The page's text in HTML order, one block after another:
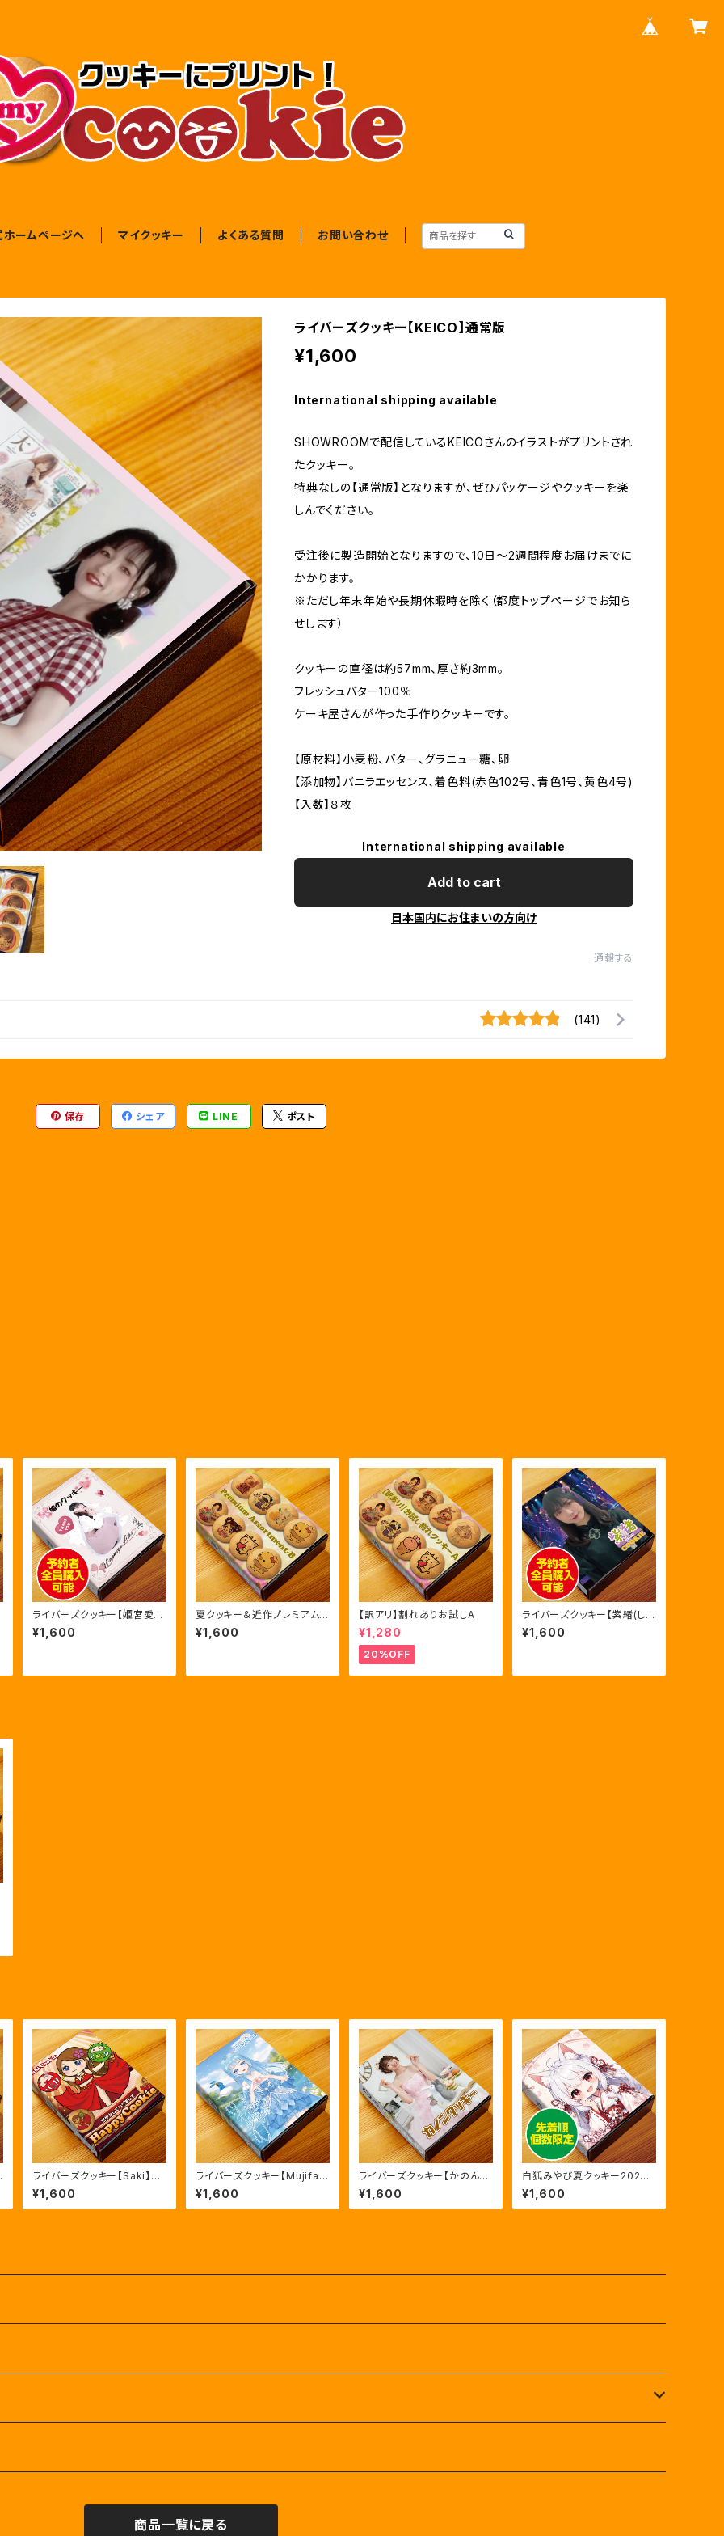
ホームページへ マイクッキー よくある質問 お問い合わせ
ライバーズクッキー【KEICO】通常版
¥1,600
International shipping available
SHOWROOMで配信しているKEICOさんのイラストがプリントされ
たクッキー。
特典なしの【通常版】となりますが、ぜひパッケージやクッキーを楽
しんでください。
受注後に製造開始となりますので、10日～2週間程度お届けまでに
かかります。
※ただし年末年始や長期休暇時を除く（都度トップページでお知ら
せします）
クッキーの直径は約57mm、厚さ約3mm。
フレッシュバター100％
ケーキ屋さんが作った手作りクッキーです。
【原材料】小麦粉、バター、グラニュー糖、卵
【添加物】バニラエッセンス、着色料(赤色102号、青色1号、黄色4号)
【入数】８枚
International shipping available
Add to cart
日本国内にお住まいの方向け
通報する
(141)
保存 シェア LINE ポスト
ライバーズクッキー【姫宮愛
花】初回限定版
¥1,600
夏クッキー＆近作プレミアムア
ソートB
¥1,600
【訳アリ】割れありお試しA
¥1,280
20%OFF
ライバーズクッキー【紫緒(し
お)】第三弾初回限定版
¥1,600
ライバーズクッキー【Saki】通
常予約版
¥1,600
ライバーズクッキー【Mujifa】
通常版
¥1,600
ライバーズクッキー【かのん】
通常版
¥1,600
白狐みやび夏クッキー2026
特別版
¥1,600
商品一覧に戻る